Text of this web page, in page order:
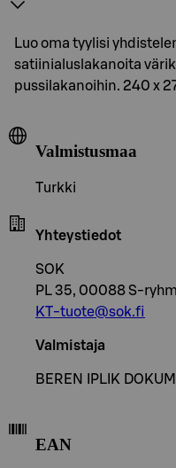
Luo oma tyylisi
satiinialuslakanoita
pussilakanoihin. 240 x
Valmistusmaa
Turkki
Yhteystiedot
SOK
PL 35, 00088 S-
KT-tuote@sok.fi
Valmistaja
BEREN IPLIK
EAN